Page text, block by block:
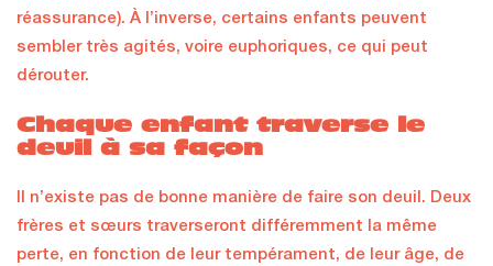
réassurance). À l’inverse, certains enfants peuvent
sembler très agités, voire euphoriques, ce qui peut
dérouter.
Chaque enfant traverse le
deuil à sa façon
Il n’existe pas de bonne manière de faire son deuil. Deux
frères et sœurs traverseront différemment la même
perte, en fonction de leur tempérament, de leur âge, de